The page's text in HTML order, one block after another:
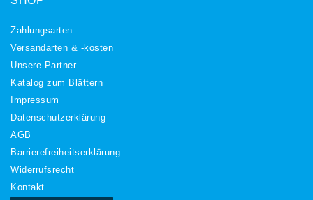
Zahlungsarten
Versandarten & -kosten
Unsere Partner
Katalog zum Blättern
Impressum
Daten­schutz­erklärung
AGB
Barrierefreiheitserklärung
Widerrufs­recht
Kontakt